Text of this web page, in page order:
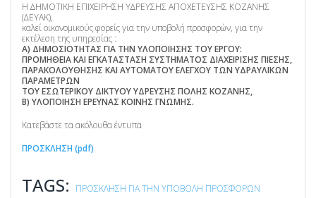
Η ∆ΗΜΟΤΙΚΗ ΕΠΙΧΕΙΡΗΣΗ Υ∆ΡΕΥΣΗΣ ΑΠΟΧΕΤΕΥΣΗΣ ΚΟΖΑΝΗΣ
(∆ΕΥΑΚ),
καλεί οικονομικούς φορείς για την υποβολή προσφορών, για την
εκτέλεση της υπηρεσίας :
Α) ΔΗΜΟΣΙΟΤΗΤΑΣ ΓΙΑ ΤΗΝ ΥΛΟΠΟΙΗΣΗΣ ΤΟΥ ΕΡΓΟΥ:
ΠΡΟΜΗΘΕΙΑ ΚΑΙ ΕΓΚΑΤΑΣΤΑΣΗ ΣΥΣΤΗΜΑΤΟΣ ΔΙΑΧΕΙΡΙΣΗΣ ΠΙΕΣΗΣ,
ΠΑΡΑΚΟΛΟΥΘΗΣΗΣ ΚΑΙ ΑΥΤΟΜΑΤΟΥ ΕΛΕΓΧΟΥ ΤΩΝ ΥΔΡΑΥΛΙΚΩΝ
ΠΑΡΑΜΕΤΡΩΝ
ΤΟΥ ΕΣΩΤΕΡΙΚΟΥ ΔΙΚΤΥΟΥ ΥΔΡΕΥΣΗΣ ΠΟΛΗΣ ΚΟΖΑΝΗΣ,
Β) ΥΛΟΠΟΙΗΣΗ ΕΡΕΥΝΑΣ ΚΟΙΝΗΣ ΓΝΩΜΗΣ.
Κατεβάστε τα ακόλουθα έντυπα
ΠΡΟΣΚΛΗΣΗ (pdf)
TAGS: ΠΡΟΣΚΛΗΣΗ ΓΙΑ ΤΗΝ ΥΠΟΒΟΛΗ ΠΡΟΣΦΟΡΩΝ